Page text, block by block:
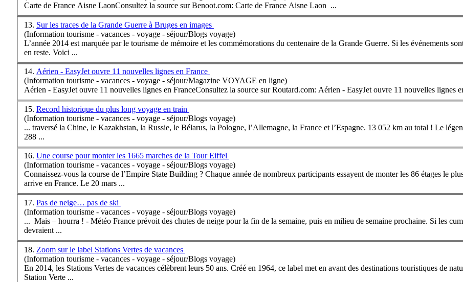
Carte de FranceAisne LaonConsultez la source sur Benoot.com: Carte de FranceAisne Laon ...
13. Sur les traces de la Grande Guerre à Bruges en images
(Information tourisme - vacances - voyage - séjour/Blogs voyage)
L’année 2014 est marquée par le tourisme de mémoire et les commémorations du centenaire de la Grande Guerre. Si les événements
en reste. Voici ...
14. Aérien - EasyJet ouvre 11 nouvelles lignes en France
(Information tourisme - vacances - voyage - séjour/Magazine VOYAGE en ligne)
Aérien - EasyJet ouvre 11 nouvelles lignes en FranceConsultez la source sur Routard.com: Aérien - EasyJet ouvre 11 nouvelles lignes
15. Record historique du plus long voyage en train
(Information tourisme - vacances - voyage - séjour/Blogs voyage)
... traversé la Chine, le Kazakhstan, la Russie, le Bélarus, la Pologne, l’Allemagne, la Franceet l’Espagne. 13 052 km au total ! Le
288 ...
16. Une course pour monter les 1665 marches de la Tour Eiffel
(Information tourisme - vacances - voyage - séjour/Blogs voyage)
Connaissez-vous la course de l’Empire State Building ? Chaque année de nombreux participants essayent de monter les 86 étages le
arrive en France. Le 20 mars ...
17. Pas de neige… pas de ski
(Information tourisme - vacances - voyage - séjour/Blogs voyage)
... Mais – hourra ! - Météo Franceprévoit des chutes de neige pour la fin de la semaine, puis en milieu de semaine prochaine. Si les
devraient ...
18. Zoom sur le label Stations Vertes de vacances
(Information tourisme - vacances - voyage - séjour/Blogs voyage)
En 2014, les Stations Vertes de vacances célèbrent leurs 50 ans. Créé en 1964, ce label met en avant des destinations touristiques de
Station Verte ...